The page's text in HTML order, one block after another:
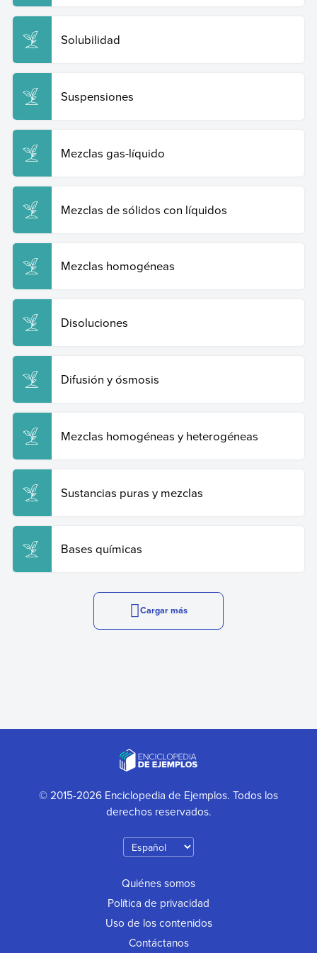
Solubilidad
Suspensiones
Mezclas gas-líquido
Mezclas de sólidos con líquidos
Mezclas homogéneas
Disoluciones
Difusión y ósmosis
Mezclas homogéneas y heterogéneas
Sustancias puras y mezclas
Bases químicas
Cargar más
© 2015-2026 Enciclopedia de Ejemplos. Todos los
derechos reservados.
Quiénes somos
Política de privacidad
Uso de los contenidos
Contáctanos